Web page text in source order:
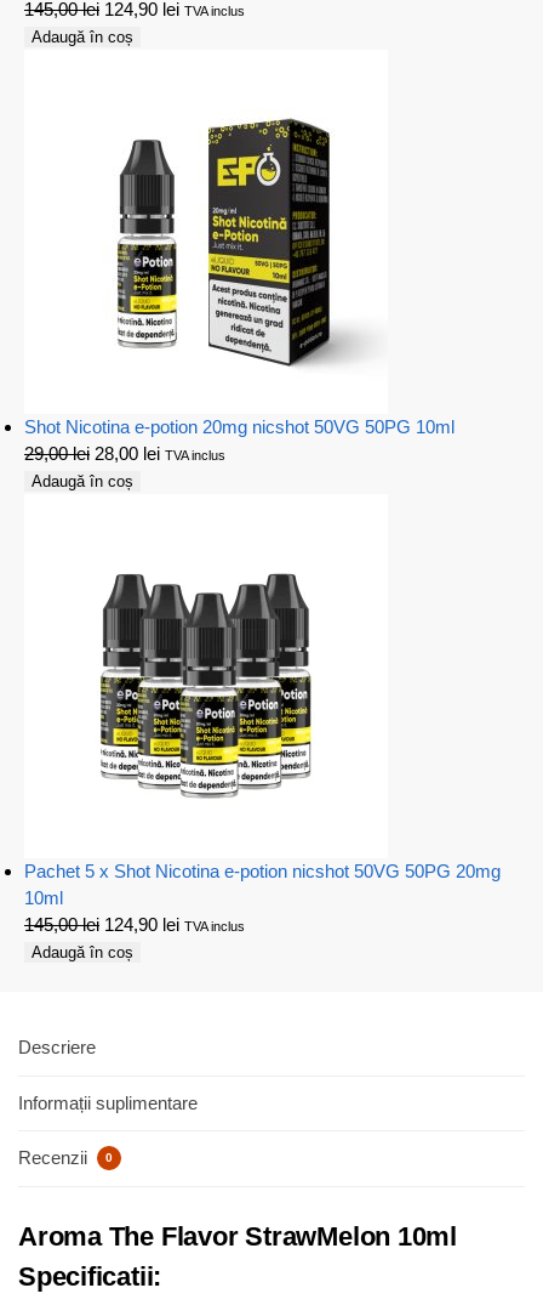
145,00lei 124,90 lei TVA inclus
Adaugă în coș
Shot Nicotina e-potion 20mg nicshot 50VG 50PG 10ml
29,00lei 28,00 lei TVA inclus
Adaugă în coș
Pachet 5 x Shot Nicotina e-potion nicshot 50VG 50PG 20mg
10ml
145,00lei 124,90 lei TVA inclus
Adaugă în coș
Descriere
Informații suplimentare
Recenzii 0
Aroma The Flavor StrawMelon 10ml
Specificatii: